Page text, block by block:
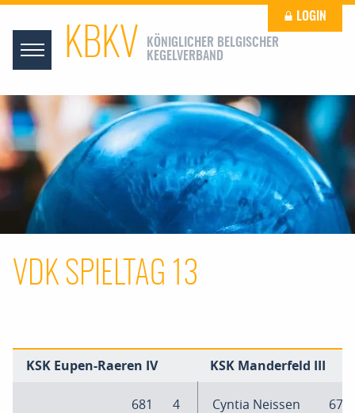
KBKV
KÖNIGLICHER BELGISCHER
KEGELVERBAND
LOGIN
VDK SPIELTAG 13
KSK Eupen-Raeren IV KSK Manderfeld III
681
4
Cyntia Neissen
674